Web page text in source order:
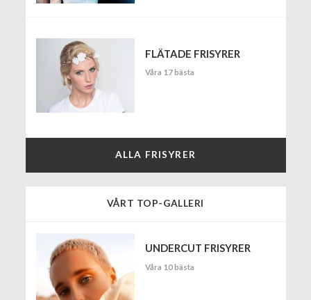
FLÄTADE FRISYRER
Våra 17 bästa
ALLA FRISYRER
VÅRT TOP-GALLERI
UNDERCUT FRISYRER
Våra 10 bästa